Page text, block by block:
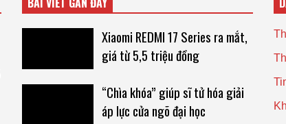
Xiaomi REDMI 17 Series ra mắt,
giá từ 5,5 triệu đồng
“Chìa khóa” giúp sĩ tử hóa giải
áp lực cửa ngõ đại học